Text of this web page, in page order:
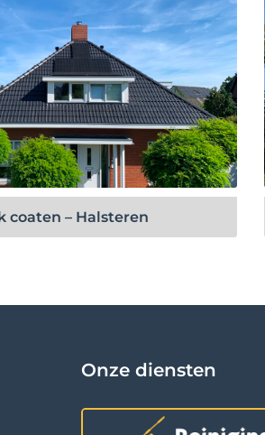
Bekijk project
coaten – Halsteren
Onze diensten